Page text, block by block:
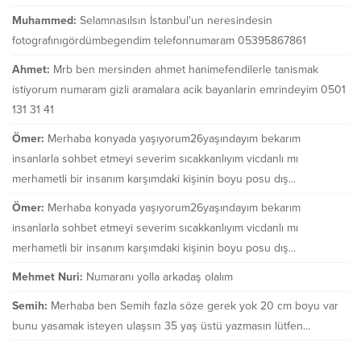
Muhammed: Selamnasılsın İstanbul'un neresindesin
fotografınıgördümbegendim telefonnumaram 05395867861
Ahmet: Mrb ben mersinden ahmet hanimefendilerle tanismak
istiyorum numaram gizli aramalara acik bayanlarin emrindeyim 0501
131 31 41
Ömer: Merhaba konyada yaşıyorum26yaşındayım bekarım
insanlarla sohbet etmeyi severim sıcakkanlıyım vicdanlı mı
merhametli bir insanım karşımdaki kişinin boyu posu dış...
Ömer: Merhaba konyada yaşıyorum26yaşındayım bekarım
insanlarla sohbet etmeyi severim sıcakkanlıyım vicdanlı mı
merhametli bir insanım karşımdaki kişinin boyu posu dış...
Mehmet Nuri: Numaranı yolla arkadaş olalım
Semih: Merhaba ben Semih fazla söze gerek yok 20 cm boyu var
bunu yasamak isteyen ulaşsın 35 yaş üstü yazmasın lütfen...